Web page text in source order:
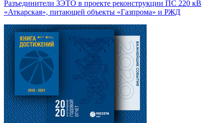
Разъединители ЗЭТО в проекте реконструкции ПС 220 кВ
«Аткарская», питающей объекты «Газпрома» и РЖД